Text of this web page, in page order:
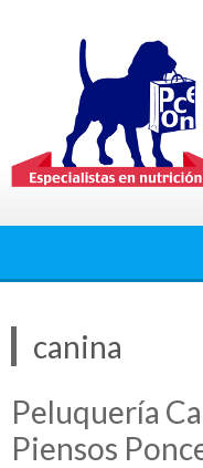
canina
Peluquería
Piensos